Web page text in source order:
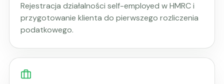
Rejestracja działalności self-employed w HMRC i
przygotowanie klienta do pierwszego rozliczenia
podatkowego.